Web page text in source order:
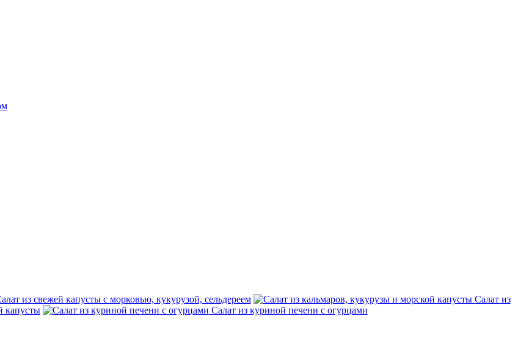
из свежей капусты с морковью, кукурузой, сельдереем
Салат из
капусты
Салат из куриной печени с огурцами